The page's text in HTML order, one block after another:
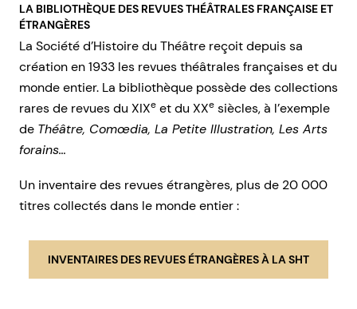
LA BIBLIOTHÈQUE DES REVUES THÉÂTRALES FRANÇAISE ET
ÉTRANGÈRES
La Société d’Histoire du Théâtre reçoit depuis sa
création en 1933 les revues théâtrales françaises et du
monde entier. La bibliothèque possède des collections
rares de revues du XIXe et du XXe siècles, à l’exemple
de Théâtre, Comœdia, La Petite Illustration, Les Arts
forains…
Un inventaire des revues étrangères, plus de 20 000
titres collectés dans le monde entier :
INVENTAIRES DES REVUES ÉTRANGÈRES À LA SHT